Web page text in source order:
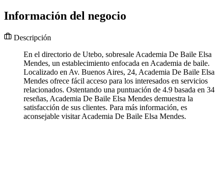
Información del negocio
Descripción
En el directorio de Utebo, sobresale Academia De Baile Elsa
Mendes, un establecimiento enfocada en Academia de baile.
Localizado en Av. Buenos Aires, 24, Academia De Baile Elsa
Mendes ofrece fácil acceso para los interesados en servicios
relacionados. Ostentando una puntuación de 4.9 basada en 34
reseñas, Academia De Baile Elsa Mendes demuestra la
satisfacción de sus clientes. Para más información, es
aconsejable visitar Academia De Baile Elsa Mendes.